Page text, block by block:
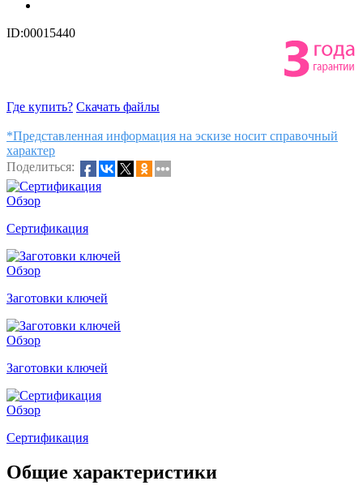
ID:00015440
Где купить? Скачать файлы
*Представленная информация на эскизе носит справочный
характер
Поделиться:
Обзор
Сертификация
Обзор
Заготовки ключей
Обзор
Заготовки ключей
Обзор
Сертификация
Общие характеристики